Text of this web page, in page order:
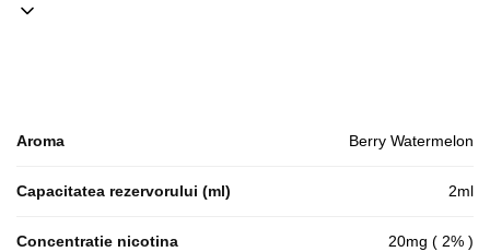
Aroma Berry Watermelon
Capacitatea rezervorului (ml) 2ml
Concentratie nicotina 20mg ( 2% )